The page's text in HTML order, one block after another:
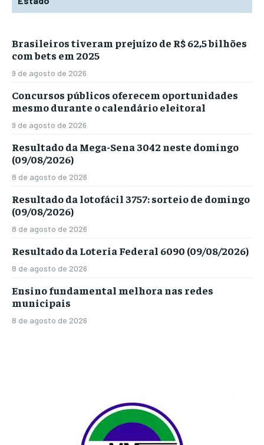
Brasileiros tiveram prejuízo de R$ 62,5 bilhões
com bets em 2025
9 de agosto de 2026
Concursos públicos oferecem oportunidades
mesmo durante o calendário eleitoral
9 de agosto de 2026
Resultado da Mega-Sena 3042 neste domingo
(09/08/2026)
8 de agosto de 2026
Resultado da lotofácil 3757: sorteio de domingo
(09/08/2026)
8 de agosto de 2026
Resultado da Loteria Federal 6090 (09/08/2026)
8 de agosto de 2026
Ensino fundamental melhora nas redes
municipais
8 de agosto de 2026